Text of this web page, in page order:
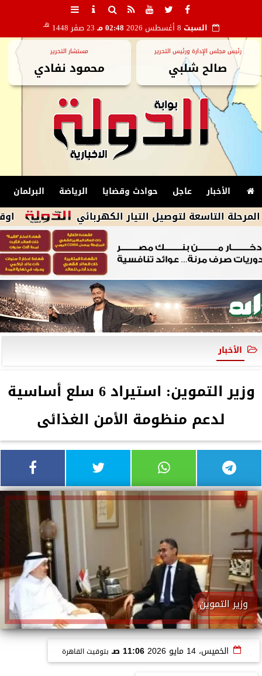
السبت 02:48 مـ 23 صفر 1448 هـ
رئيس مجلس الإدارة ورئيس التحرير
صالح شلبي
مستشار التحرير
محمود نفادي
الأخبار عاجل حوادث وقضايا الرياضة البرلمان
اوقاف لتوصيل التيار الكهربائي
الأخبار
وزير التموين: استيراد 6 سلع أساسية
لدعم منظومة الأمن الغذائى
وزير التموين
الخميس، 14 مايو 2026 11:06 صـ بتوقيت القاهرة